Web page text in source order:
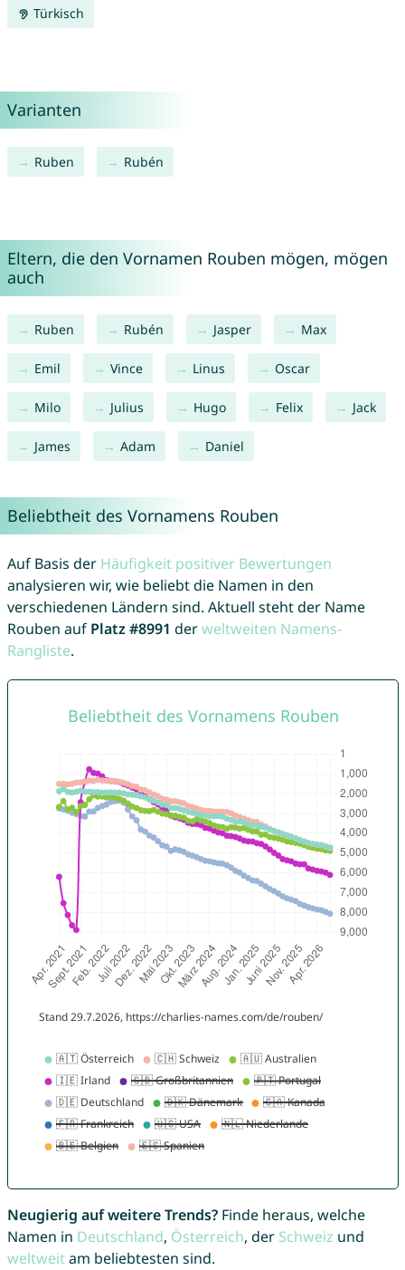
Türkisch
Varianten
Ruben Rubén
Eltern, die den Vornamen Rouben mögen, mögen
auch
Ruben Rubén Jasper Max
Emil Vince Linus Oscar
Milo Julius Hugo Felix Jack
James Adam Daniel
Beliebtheit des Vornamens Rouben
Auf Basis der Häufigkeit positiver Bewertungen
analysieren wir, wie beliebt die Namen in den
verschiedenen Ländern sind. Aktuell steht der Name
Rouben auf Platz #8991 derweltweiten Namens-
Rangliste.
Neugierig auf weitere Trends?Finde heraus, welche
Namen in Deutschland, Österreich, der Schweiz und
weltweitam beliebtesten sind.